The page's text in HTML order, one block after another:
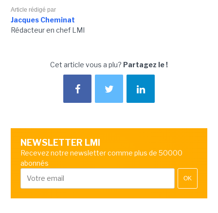
Article rédigé par
Jacques Cheminat
Rédacteur en chef LMI
Cet article vous a plu? Partagez le !
NEWSLETTER LMI
Recevez notre newsletter comme plus de 50000
abonnés
OK